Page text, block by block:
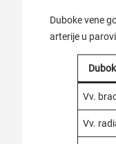
Duboke vene
arterije u
Vv.
Vv.